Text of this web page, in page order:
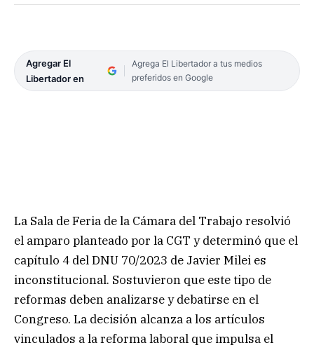
Agregar El
Libertador en
Agrega El Libertador a tus medios
preferidos en Google
La Sala de Feria de la Cámara del Trabajo resolvió
el amparo planteado por la CGT y determinó que el
capítulo 4 del DNU 70/2023 de Javier Milei es
inconstitucional. Sostuvieron que este tipo de
reformas deben analizarse y debatirse en el
Congreso. La decisión alcanza a los artículos
vinculados a la reforma laboral que impulsa el